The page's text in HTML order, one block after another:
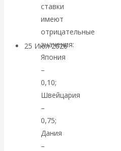
покинуть НАТО?
25 Июл 2026Комментарии,
интервью и беседы
«Об этом
молчат»:
экономист
ставки
имеют
отрицательные
значения:
Япония
–
0,10;
Швейцария
–
0,75;
Дания
–